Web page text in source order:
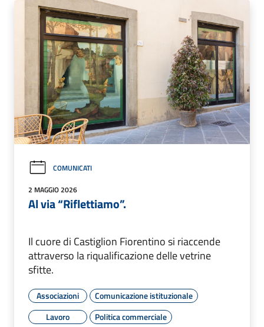
COMUNICATI
2 MAGGIO 2026
Al via “Riflettiamo”.
Il cuore di Castiglion Fiorentino si riaccende
attraverso la riqualificazione delle vetrine
sfitte.
Associazioni
Comunicazione istituzionale
Lavoro
Politica commerciale